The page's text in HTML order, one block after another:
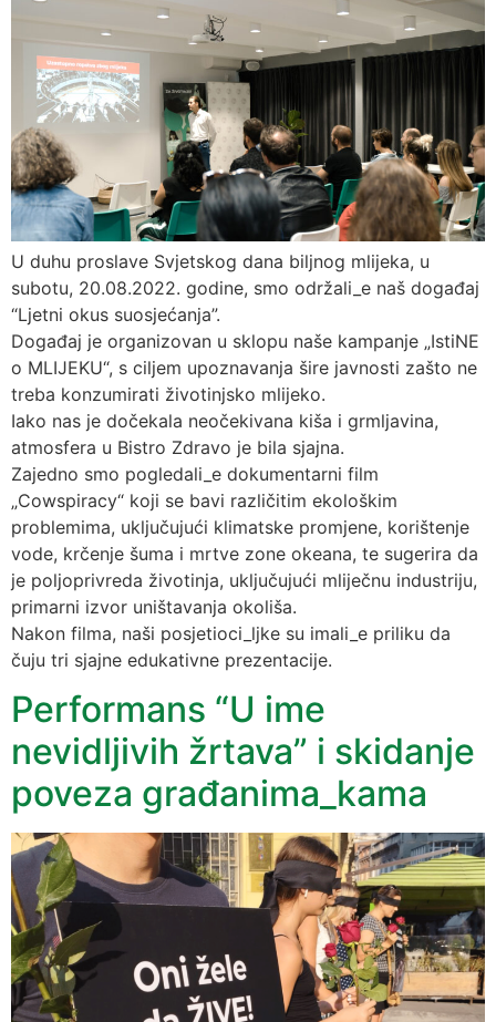
U duhu proslave Svjetskog dana biljnog mlijeka, u
subotu, 20.08.2022. godine, smo održali_e naš događaj
“Ljetni okus suosjećanja”.
Događaj je organizovan u sklopu naše kampanje „IstiNE
o MLIJEKU“, s ciljem upoznavanja šire javnosti zašto ne
treba konzumirati životinjsko mlijeko.
Iako nas je dočekala neočekivana kiša i grmljavina,
atmosfera u Bistro Zdravo je bila sjajna.
Zajedno smo pogledali_e dokumentarni film
„Cowspiracy“ koji se bavi različitim ekološkim
problemima, uključujući klimatske promjene, korištenje
vode, krčenje šuma i mrtve zone okeana, te sugerira da
je poljoprivreda životinja, uključujući mliječnu industriju,
primarni izvor uništavanja okoliša.
Nakon filma, naši posjetioci_ljke su imali_e priliku da
čuju tri sjajne edukativne prezentacije.
Performans “U ime
nevidljivih žrtava” i skidanje
poveza građanima_kama